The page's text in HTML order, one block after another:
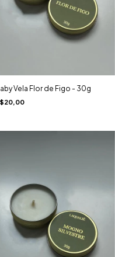
Vela Flor de Figo - 30g